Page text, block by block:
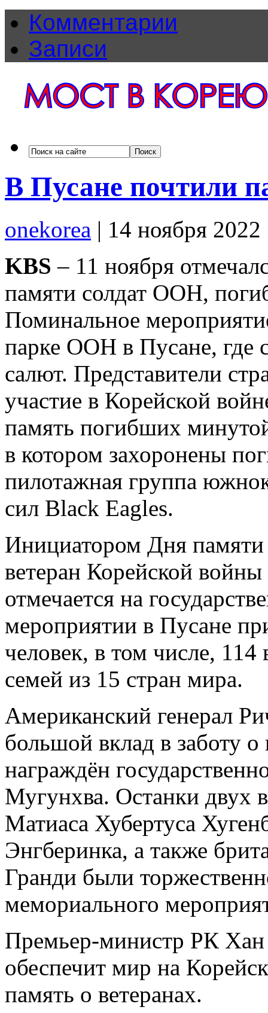
Комментарии
Записи
В Пусане почтили
onekorea | 14 ноября 2022
KBS – 11 ноября
памяти солдат ООН,
Поминальное
парке ООН в Пусане, где
салют. Представители
участие в Корейской
память погибших
в котором захоронены
пилотажная группа
сил Black Eagles.
Инициатором Дня
ветеран Корейской
отмечается на
мероприятии в Пусане
человек, в том числе,
семей из 15 стран мира.
Американский генерал
большой вклад в заботу
награждён
Мугунхва. Останки двух
Матиаса Хубертуса
Энгберинка, а также
Гранди были
мемориального
Премьер-министр РК Хан
обеспечит мир на
память о ветеранах.